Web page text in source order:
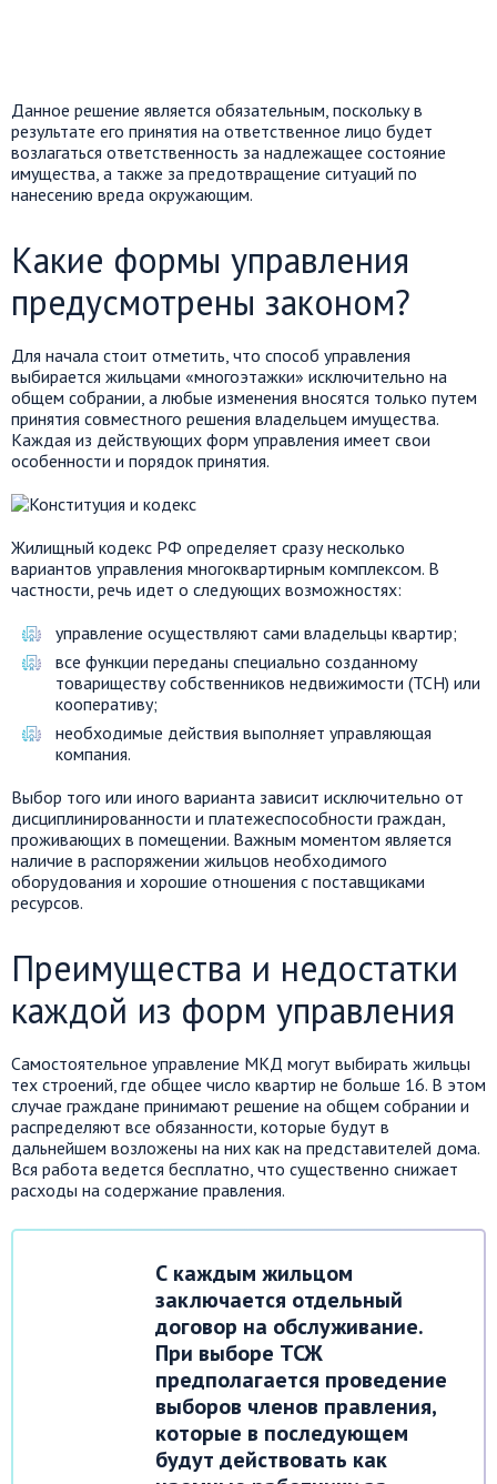
Данное решение является обязательным, поскольку в
результате его принятия на ответственное лицо будет
возлагаться ответственность за надлежащее состояние
имущества, а также за предотвращение ситуаций по
нанесению вреда окружающим.
Какие формы управления
предусмотрены законом?
Для начала стоит отметить, что способ управления
выбирается жильцами «многоэтажки» исключительно на
общем собрании, а любые изменения вносятся только путем
принятия совместного решения владельцем имущества.
Каждая из действующих форм управления имеет свои
особенности и порядок принятия.
Жилищный кодекс РФ определяет сразу несколько
вариантов управления многоквартирным комплексом. В
частности, речь идет о следующих возможностях:
управление осуществляют сами владельцы квартир;
все функции переданы специально созданному
товариществу собственников недвижимости (ТСН) или
кооперативу;
необходимые действия выполняет управляющая
компания.
Выбор того или иного варианта зависит исключительно от
дисциплинированности и платежеспособности граждан,
проживающих в помещении. Важным моментом является
наличие в распоряжении жильцов необходимого
оборудования и хорошие отношения с поставщиками
ресурсов.
Преимущества и недостатки
каждой из форм управления
Самостоятельное управление МКД могут выбирать жильцы
тех строений, где общее число квартир не больше 16. В этом
случае граждане принимают решение на общем собрании и
распределяют все обязанности, которые будут в
дальнейшем возложены на них как на представителей дома.
Вся работа ведется бесплатно, что существенно снижает
расходы на содержание правления.
С каждым жильцом
заключается отдельный
договор на обслуживание.
При выборе ТСЖ
предполагается проведение
выборов членов правления,
которые в последующем
будут действовать как